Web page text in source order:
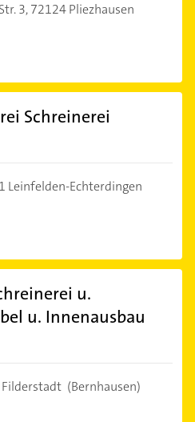
3,72124 Pliezhausen
Schreinerei
Leinfelden-Echterdingen
u.
u. Innenausbau
(Bernhausen)